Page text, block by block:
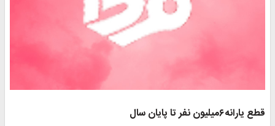
قطع یارانه۶میلیون نفر تا پایان سال